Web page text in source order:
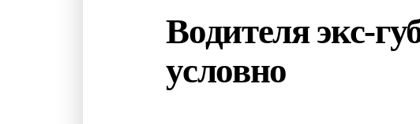
Водителя экс-
условно